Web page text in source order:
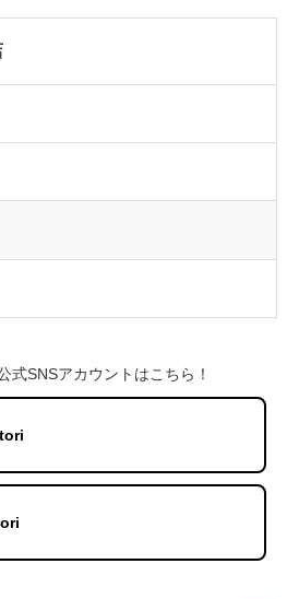
式SNSアカウントはこちら！